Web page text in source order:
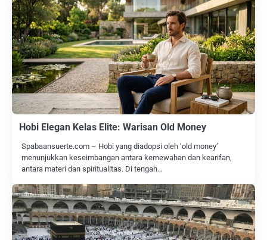
Hobi Elegan Kelas Elite: Warisan Old Money
Spabaansuerte.com – Hobi yang diadopsi oleh ‘old money’
menunjukkan keseimbangan antara kemewahan dan kearifan,
antara materi dan spiritualitas. Di tengah…